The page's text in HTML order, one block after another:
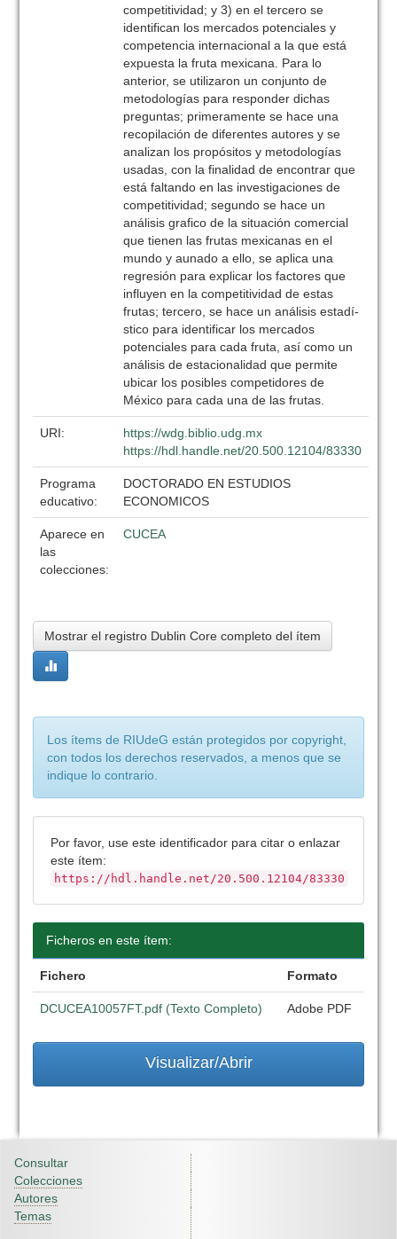
competitividad; y 3) en el tercero se
identifican los mercados potenciales y
competencia internacional a la que está
expuesta la fruta mexicana. Para lo
anterior, se utilizaron un conjunto de
metodologí­as para responder dichas
preguntas; primeramente se hace una
recopilación de diferentes autores y se
analizan los propósitos y metodologí­as
usadas, con la finalidad de encontrar que
está faltando en las investigaciones de
competitividad; segundo se hace un
análisis grafico de la situación comercial
que tienen las frutas mexicanas en el
mundo y aunado a ello, se aplica una
regresión para explicar los factores que
influyen en la competitividad de estas
frutas; tercero, se hace un análisis estadí­
stico para identificar los mercados
potenciales para cada fruta, así como un
análisis de estacionalidad que permite
ubicar los posibles competidores de
México para cada una de las frutas.
URI:
https://wdg.biblio.udg.mx
https://hdl.handle.net/20.500.12104/83330
Programa
educativo:
DOCTORADO EN ESTUDIOS
ECONOMICOS
Aparece en
las
colecciones:
CUCEA
Mostrar el registro Dublin Core completo del ítem
Los ítems de RIUdeG están protegidos por copyright,
con todos los derechos reservados, a menos que se
indique lo contrario.
Por favor, use este identificador para citar o enlazar
este ítem:
https://hdl.handle.net/20.500.12104/83330
Ficheros en este ítem:
Fichero Formato
DCUCEA10057FT.pdf (Texto Completo) Adobe PDF
Visualizar/Abrir
Consultar
Colecciones
Autores
Temas